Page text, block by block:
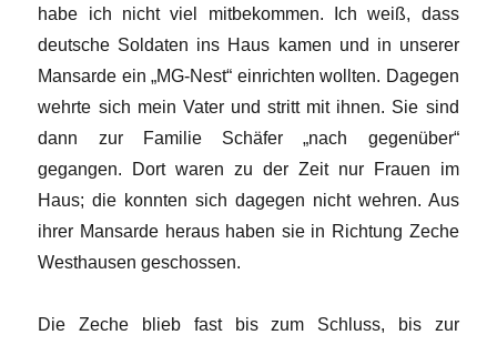
habe ich nicht viel mitbekommen. Ich weiß, dass
deutsche Soldaten ins Haus kamen und in unserer
Mansarde ein „MG-Nest“ einrichten wollten. Dagegen
wehrte sich mein Vater und stritt mit ihnen. Sie sind
dann zur Familie Schäfer „nach gegenüber“
gegangen. Dort waren zu der Zeit nur Frauen im
Haus; die konnten sich dagegen nicht wehren. Aus
ihrer Mansarde heraus haben sie in Richtung Zeche
Westhausen geschossen.
Die Zeche blieb fast bis zum Schluss, bis zur